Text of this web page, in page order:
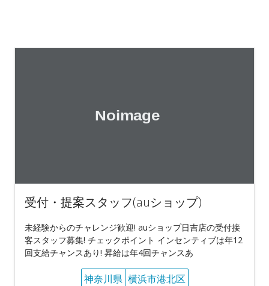
受付・提案スタッフ(auショップ)
未経験からのチャレンジ歓迎! auショップ日吉店の受付接
客スタッフ募集! チェックポイント インセンティブは年12
回支給チャンスあり! 昇給は年4回チャンスあ
神奈川県 横浜市港北区